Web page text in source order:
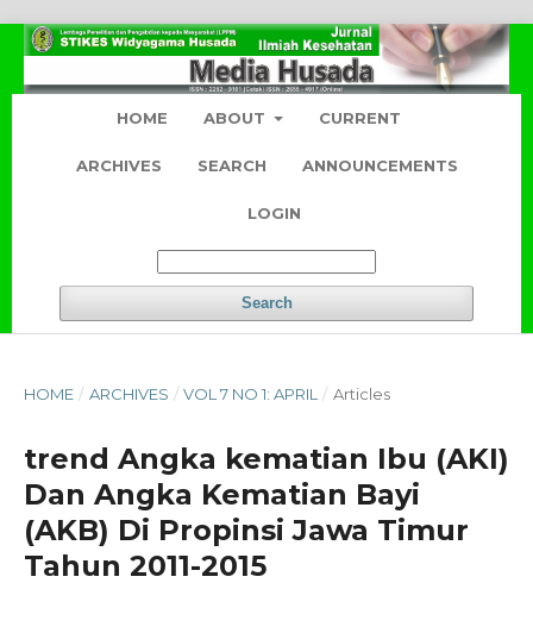
HOME ABOUT CURRENT
ARCHIVES SEARCH ANNOUNCEMENTS
LOGIN
Search
HOME / ARCHIVES / VOL 7 NO 1: APRIL / Articles
trend Angka kematian Ibu (AKI)
Dan Angka Kematian Bayi
(AKB) Di Propinsi Jawa Timur
Tahun 2011-2015